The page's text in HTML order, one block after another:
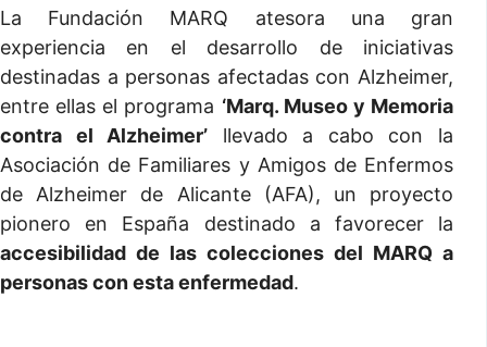
La Fundación MARQ atesora una gran
experiencia en el desarrollo de iniciativas
destinadas a personas afectadas con Alzheimer,
entre ellas el programa ‘Marq. Museo y Memoria
contra el Alzheimer’ llevado a cabo con la
Asociación de Familiares y Amigos de Enfermos
de Alzheimer de Alicante (AFA), un proyecto
pionero en España destinado a favorecer la
accesibilidad de las colecciones del MARQ a
personas con esta enfermedad.